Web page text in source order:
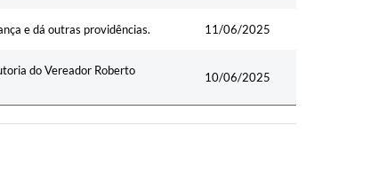
e dá outras providências. 11/06/2025
do Vereador Roberto
10/06/2025